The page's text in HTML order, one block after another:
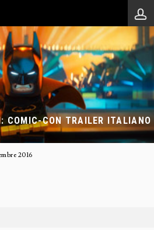
COMIC-CON TRAILER ITALIANO
2016